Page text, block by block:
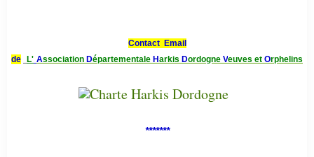
Contact Email
de
L' Association Départementale Harkis Dordogne Veuves et Orphelins
*******